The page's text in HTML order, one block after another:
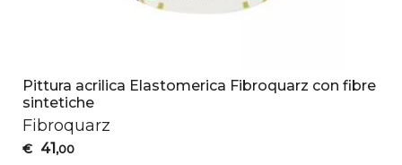
Pittura acrilica Elastomerica Fibroquarz con fibre
sintetiche
Fibroquarz
€ 41,00